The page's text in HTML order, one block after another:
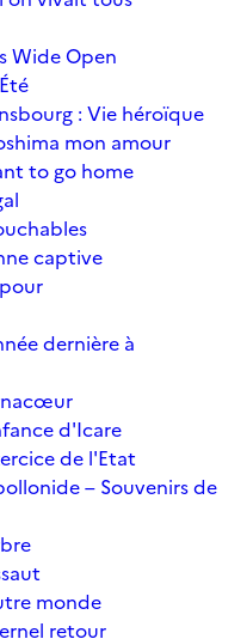
Wide Open
: Vie héroïque
mon amour
to go home
captive
dernière à
d'Icare
de l'Etat
– Souvenirs de
monde
retour